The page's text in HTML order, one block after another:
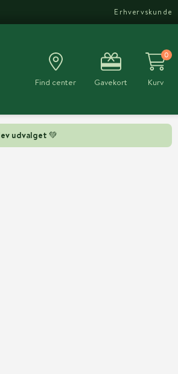
udvalget 💚
Erhvervskunde
Find center Gavekort
0
Kurv